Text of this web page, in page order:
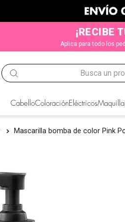
¡RECIBE
Aplica para todo los
CabelloColoraciónEléctricos
Mascarilla bomba de color Pink
MÁS BUSCADOS
igora
olaplex
manic panic
tocobo